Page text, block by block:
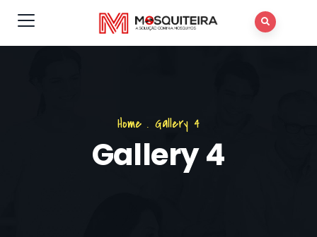
Home . Gallery 4
Gallery 4